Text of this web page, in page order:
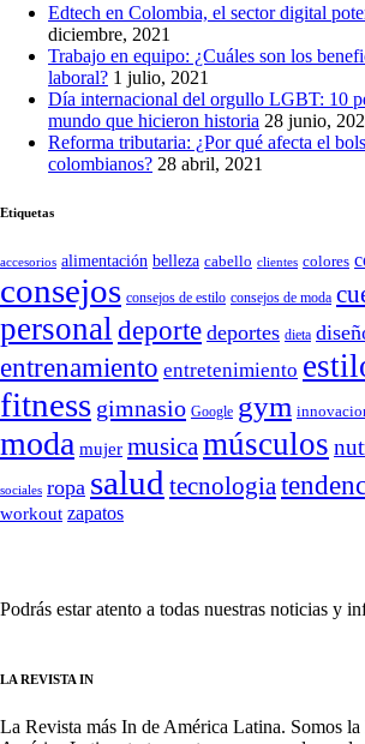
Edtech en Colombia, el sector digital
diciembre, 2021
Trabajo en equipo: ¿Cuáles son los
laboral? 1 julio, 2021
Día internacional del orgullo LGBT: 10
mundo que hicieron historia 28 junio,
Reforma tributaria: ¿Por qué afecta el
colombianos? 28 abril, 2021
Etiquetas
accesorios alimentación belleza cabello clientes colores
consejos consejos de estilo consejos de moda
personal deporte deportes dieta
entrenamiento entretenimiento
fitness gimnasio Google gym
moda mujer musica músculos
sociales ropa salud tecnologia
workout zapatos
Podrás estar atento a todas nuestras noticias y
LA REVISTA IN
La Revista más In de América Latina. Somos la